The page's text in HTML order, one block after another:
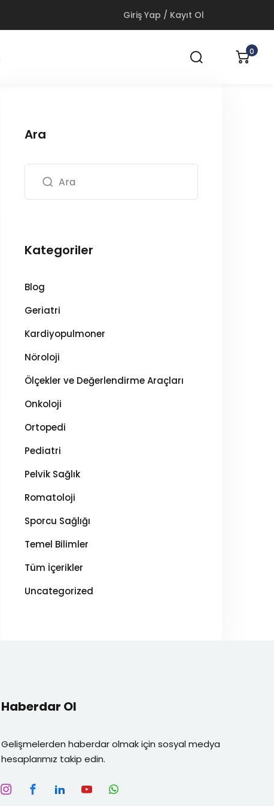
Giriş Yap / Kayıt Ol
0
Ara
Kategoriler
Blog
Geriatri
Kardiyopulmoner
Nöroloji
Ölçekler ve Değerlendirme Araçları
Onkoloji
Ortopedi
Pediatri
Pelvik Sağlık
Romatoloji
Sporcu Sağlığı
Temel Bilimler
Tüm İçerikler
Uncategorized
Haberdar Ol
Gelişmelerden haberdar olmak için sosyal medya
hesaplarımız takip edin.